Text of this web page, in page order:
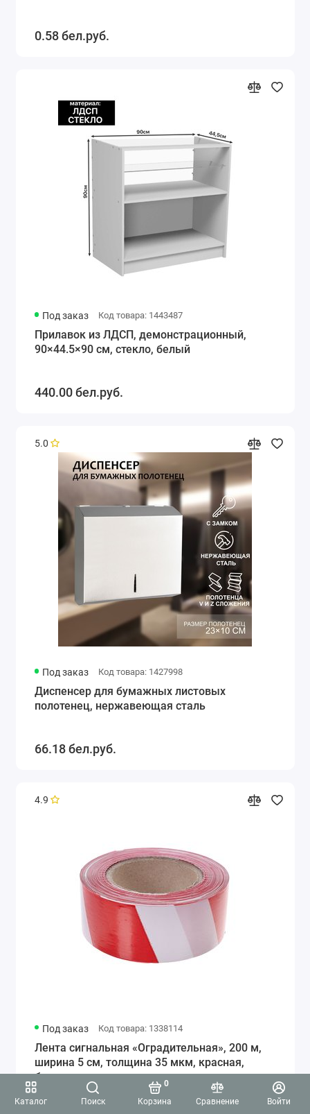
Каталог Поиск Корзина
0
Сравнение
Войти
0.58 бел.руб.
Под заказ Код товара: 1443487
Прилавок из ЛДСП, демонстрационный,
90×44.5×90 см, стекло, белый
440.00 бел.руб.
5.0
Под заказ Код товара: 1427998
Диспенсер для бумажных листовых
полотенец, нержавеющая сталь
66.18 бел.руб.
4.9
Под заказ Код товара: 1338114
Лента сигнальная «Оградительная», 200 м,
ширина 5 см, толщина 35 мкм, красная,
белая
8.10 бел.руб.